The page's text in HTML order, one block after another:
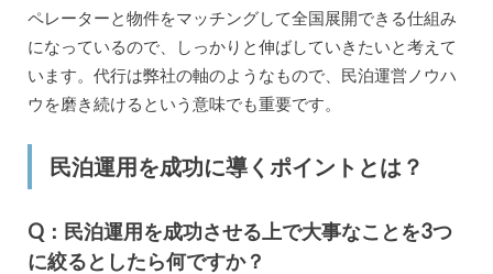
ペレーターと物件をマッチングして全国展開できる仕組み
になっているので、しっかりと伸ばしていきたいと考えて
います。代行は弊社の軸のようなもので、民泊運営ノウハ
ウを磨き続けるという意味でも重要です。
民泊運用を成功に導くポイントとは？
Q：民泊運用を成功させる上で大事なことを3つ
に絞るとしたら何ですか？